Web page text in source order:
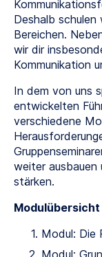
Deshalb schulen
Bereichen.
wir dir
Kommunikation
In dem von uns
entwickelten
verschiedene
weiter
stärken.
Modul: Die
Modul: